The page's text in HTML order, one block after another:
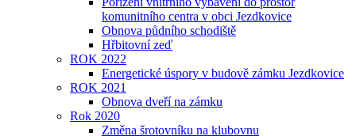
komunitního centra v obci Jezdkovice
Obnova půdního schodiště
Hřbitovní zeď
ROK 2022
Energetické úspory v budově zámku Jezdkovice
ROK 2021
Obnova dveří na zámku
Rok 2020
Změna šrotovníku na klubovnu